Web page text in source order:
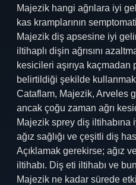
Majezik hangi ağrılara iyi
kas kramplarının
Majezik diş apsesine iyi
iltihaplı dişin ağrısını
kesicileri aşırıya
belirtildiği şekilde
Cataflam, Majezik, Arveles
ancak çoğu zaman ağrı
Majezik sprey diş iltihabına
ağız sağlığı ve çeşitli diş
Açıklamak gerekirse; ağız
iltihabı. Diş eti iltihabı ve
Majezik ne kadar sürede